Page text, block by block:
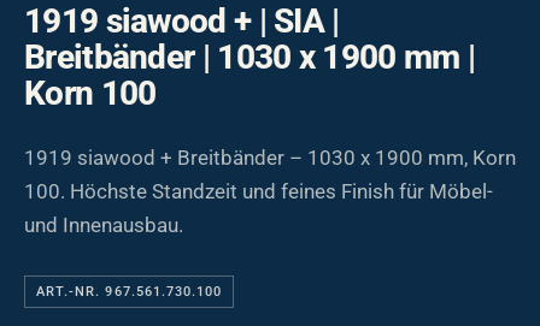
1919 siawood + | SIA |
Breitbänder | 1030 x 1900 mm |
Korn 100
1919 siawood + Breitbänder – 1030 x 1900 mm, Korn
100. Höchste Standzeit und feines Finish für Möbel-
und Innenausbau.
ART.-NR. 967.561.730.100